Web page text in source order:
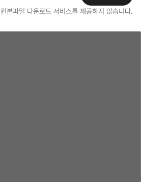
원본파일 다운로드 서비스를 제공하지 않습니다.